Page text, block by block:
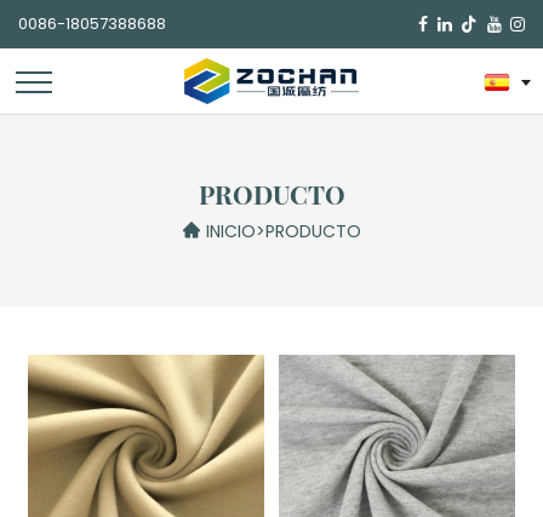
0086-18057388688 
PRODUCTO
INICIO>PRODUCTO